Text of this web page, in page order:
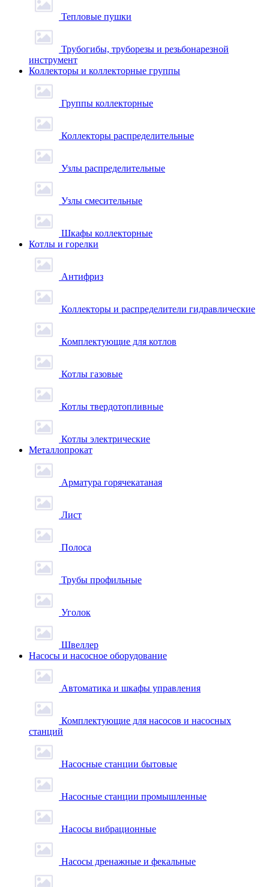
Тепловые пушки
Трубогибы, труборезы и резьбонарезной
инструмент
Коллекторы и коллекторные группы
Группы коллекторные
Коллекторы распределительные
Узлы распределительные
Узлы смесительные
Шкафы коллекторные
Котлы и горелки
Антифриз
Коллекторы и распределители гидравлические
Комплектующие для котлов
Котлы газовые
Котлы твердотопливные
Котлы электрические
Металлопрокат
Арматура горячекатаная
Лист
Полоса
Трубы профильные
Уголок
Швеллер
Насосы и насосное оборудование
Автоматика и шкафы управления
Комплектующие для насосов и насосных
станций
Насосные станции бытовые
Насосные станции промышленные
Насосы вибрационные
Насосы дренажные и фекальные